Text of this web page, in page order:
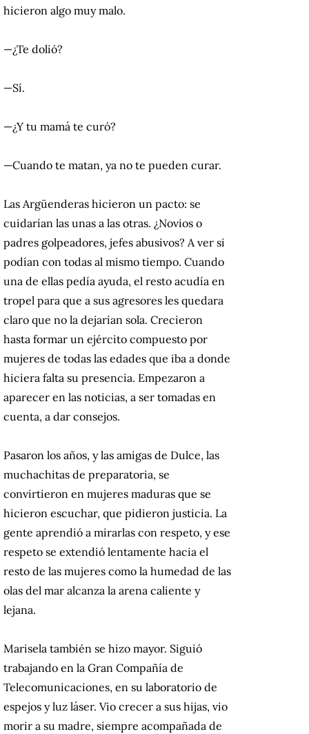
hicieron algo muy malo.
—¿Te dolió?
—Sí.
—¿Y tu mamá te curó?
—Cuando te matan, ya no te pueden curar.
Las Argüenderas hicieron un pacto: se
cuidarían las unas a las otras. ¿Novios o
padres golpeadores, jefes abusivos? A ver si
podían con todas al mismo tiempo. Cuando
una de ellas pedía ayuda, el resto acudía en
tropel para que a sus agresores les quedara
claro que no la dejarían sola. Crecieron
hasta formar un ejército compuesto por
mujeres de todas las edades que iba a donde
hiciera falta su presencia. Empezaron a
aparecer en las noticias, a ser tomadas en
cuenta, a dar consejos.
Pasaron los años, y las amigas de Dulce, las
muchachitas de preparatoria, se
convirtieron en mujeres maduras que se
hicieron escuchar, que pidieron justicia. La
gente aprendió a mirarlas con respeto, y ese
respeto se extendió lentamente hacia el
resto de las mujeres como la humedad de las
olas del mar alcanza la arena caliente y
lejana.
Marisela también se hizo mayor. Siguió
trabajando en la Gran Compañía de
Telecomunicaciones, en su laboratorio de
espejos y luz láser. Vio crecer a sus hijas, vio
morir a su madre, siempre acompañada de